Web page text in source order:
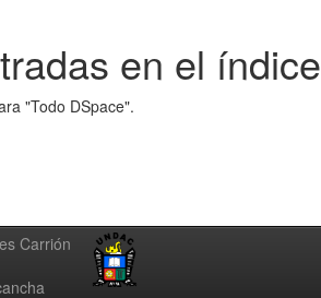
en el índice
"Todo DSpace".
Carrión